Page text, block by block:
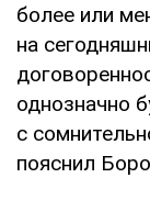
более или
на
однозначно
с
пояснил